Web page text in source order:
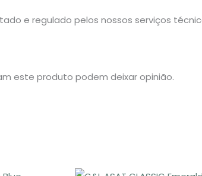
e regulado pelos nossos serviços
este produto podem deixar opinião.